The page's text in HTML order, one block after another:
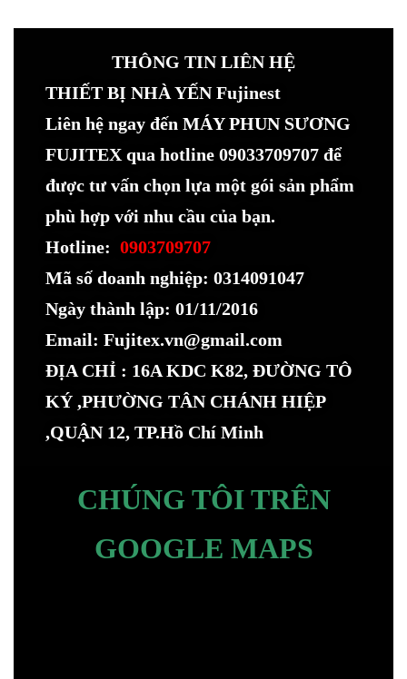
THÔNG TIN LIÊN HỆ
THIẾT BỊ NHÀ YẾN Fujinest
Liên hệ ngay đến MÁY PHUN SƯƠNG
FUJITEX qua hotline 09033709707 để
được tư vấn chọn lựa một gói sản phẩm
phù hợp với nhu cầu của bạn.
Hotline: 0903709707
Mã số doanh nghiệp: 0314091047
Ngày thành lập: 01/11/2016
Email: Fujitex.vn@gmail.com
ĐỊA CHỈ : 16A KDC K82, ĐƯỜNG TÔ
KÝ ,PHƯỜNG TÂN CHÁNH HIỆP
,QUẬN 12, TP.Hồ Chí Minh
CHÚNG TÔI TRÊN
GOOGLE MAPS